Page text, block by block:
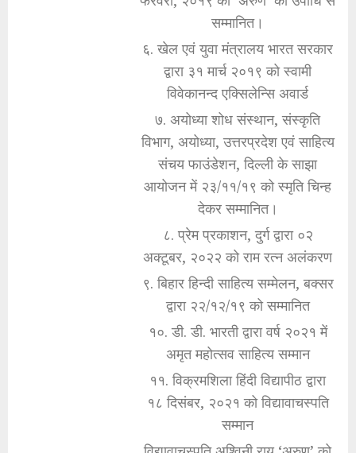
सम्मानित।
६. खेल एवं युवा मंत्रालय भारत सरकार
द्वारा ३१ मार्च २०१९ को स्वामी
विवेकानन्द एक्सिलेन्सि अवार्ड
७. अयोध्या शोध संस्थान, संस्कृति
विभाग, अयोध्या, उत्तरप्रदेश एवं साहित्य
संचय फाउंडेशन, दिल्ली के साझा
आयोजन में २३/११/१९ को स्मृति चिन्ह
देकर सम्मानित।
८. प्रेम प्रकाशन, दुर्ग द्वारा ०२
अक्टूबर, २०२२ को राम रत्न अलंकरण
९. बिहार हिन्दी साहित्य सम्मेलन, बक्सर
द्वारा २२/१२/१९ को सम्मानित
१०. डी. डी. भारती द्वारा वर्ष २०२१ में
अमृत महोत्सव साहित्य सम्मान
११. विक्रमशिला हिंदी विद्यापीठ द्वारा
१८ दिसंबर, २०२१ को विद्यावाचस्पति
सम्मान